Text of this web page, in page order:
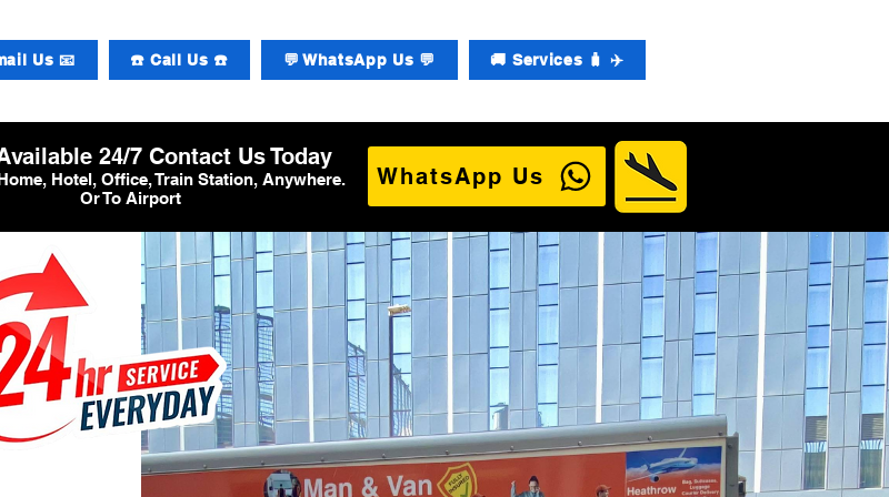
Us 📧 ☎️ Call Us ☎️ 💬 WhatsApp Us 💬 🚚 Services 🧳 ✈️
24/7 Contact Us Today
Hotel, Office, Train Station, Anywhere.
Or To Airport
WhatsApp Us